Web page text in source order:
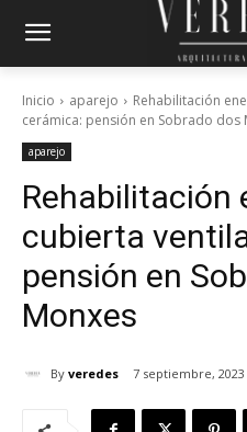
Inicio aparejo
Rehabilitación
cerámica: pensión en Sobrado dos
aparejo
Rehabilitación
cubierta
pensión en
Monxes
By veredes 7 septiembre, 2023